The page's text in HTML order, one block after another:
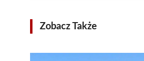
Zobacz Także